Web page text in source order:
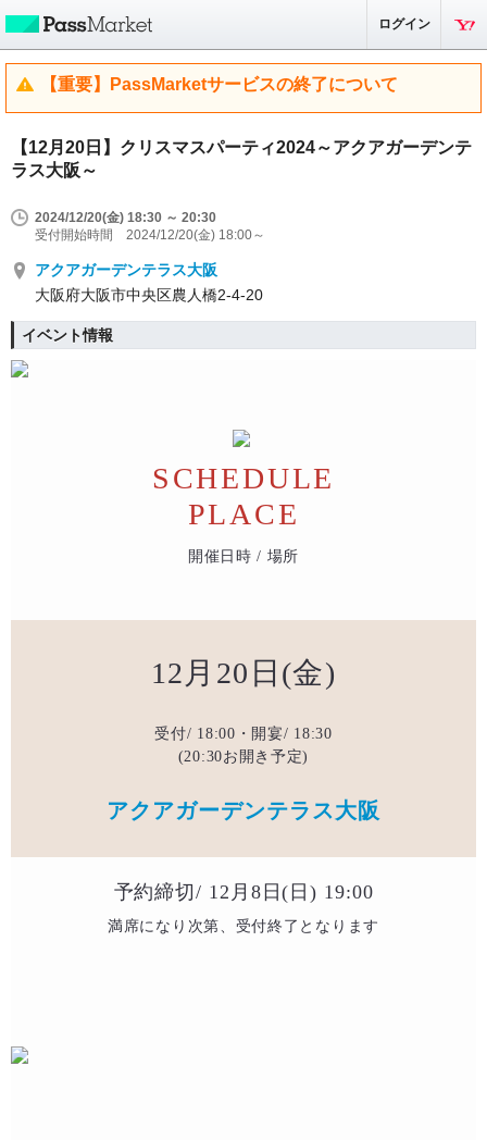
ログイン
【重要】PassMarketサービスの終了について
【12月20日】クリスマスパーティ2024～アクアガーデンテ
ラス大阪～
2024/12/20(金) 18:30 ～ 20:30
受付開始時間 2024/12/20(金) 18:00～
アクアガーデンテラス大阪
大阪府大阪市中央区農人橋2-4-20
イベント情報
SCHEDULE
PLACE
開催日時 / 場所
12月20日(金)
受付/ 18:00・開宴/ 18:30
(20:30お開き予定)
アクアガーデンテラス大阪
予約締切/ 12月8日(日) 19:00
満席になり次第、受付終了となります